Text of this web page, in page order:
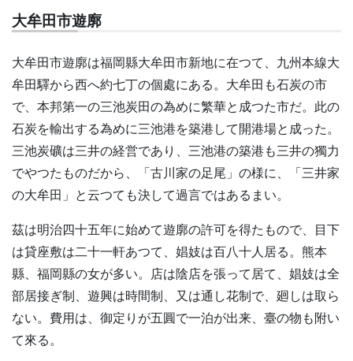
大牟田市遊廓
大牟田市遊廓は福岡縣大牟田市新地に在つて、九州本線大
牟田驛から西へ約七丁の個處にある。大牟田も石炭の市
で、本邦第一の三池炭田の為めに繁華と成つた市だ。此の
石炭を輸出する為めに三池港を築港して開港場と成った。
三池炭礦は三井の経営であり、三池港の築港も三井の獨力
でやつたものだから、「古川家の足尾」の様に、「三井家
の大牟田」と云つても決して過言ではあるまい。
茲は明治四十五年に始めて遊廓の許可を得たもので、目下
は貸座敷は二十一軒あつて、娼妓は百八十人居る。熊本
縣、福岡縣の女が多い。店は陰店を張って居て、娼妓は全
部居接ぎ制、遊興は時間制、又は通し花制で、廻しは取ら
ない。費用は、御定りが五圓で一泊が出来、臺の物も附い
て來る。